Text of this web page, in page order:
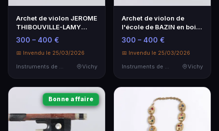
Archet de violon JEROME
THIBOUVILLE-LAMY
signé 'Sarasate'
300 – 400 €
📅 Invendu le 25/03/2026
Instruments de Musique
Vichy
Archet de violon de
l'école de BAZIN en bois
de pernambouc
300 – 400 €
📅 Invendu le 25/03/2026
Instruments de Musique
Vichy
Bonne affaire